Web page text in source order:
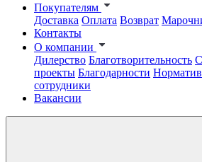
Покупателям
Доставка Оплата Возврат
Контакты
О компании
Дилерство Благотворительность
проекты Благодарности
сотрудники
Вакансии